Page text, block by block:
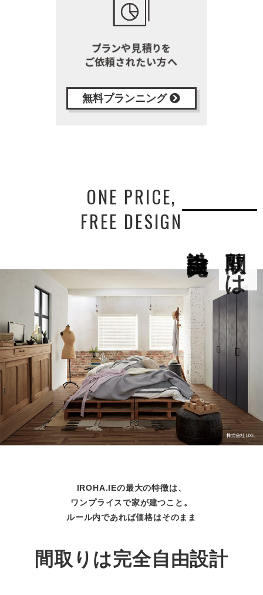
無料プランニング
ONE PRICE,
FREE DESIGN
間取りは
IROHA.IEの最大の特徴は、
ワンプライスで家が建つこと。
ルール内であれば価格はそのまま
間取りは完全自由設計